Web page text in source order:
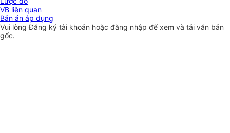
VB liên quan
Bản án áp dụng
Vui lòngĐăng ký tài khoản hoặc đăng nhập để xem và tải văn bản
gốc.